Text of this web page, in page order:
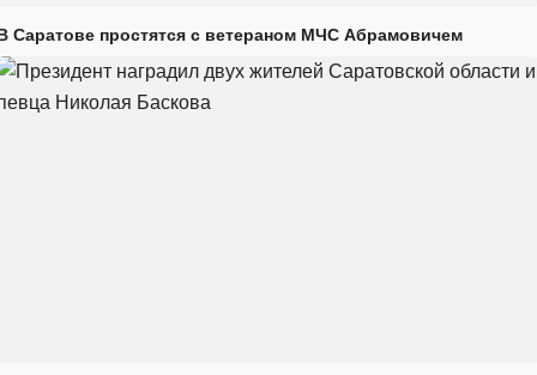
Саратове простятся с ветераном МЧС Абрамовичем